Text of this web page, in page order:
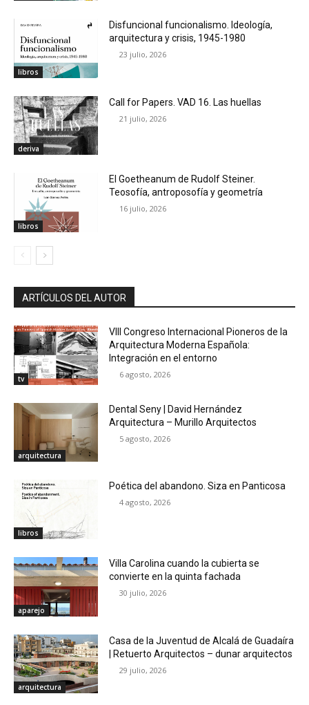
libros
Disfuncional funcionalismo. Ideología,
arquitectura y crisis, 1945-1980
23 julio, 2026
deriva
Call for Papers. VAD 16. Las huellas
21 julio, 2026
libros
El Goetheanum de Rudolf Steiner.
Teosofía, antroposofía y geometría
16 julio, 2026
ARTÍCULOS DEL AUTOR
tv
VIII Congreso Internacional Pioneros de la
Arquitectura Moderna Española:
Integración en el entorno
6 agosto, 2026
arquitectura
Dental Seny | David Hernández
Arquitectura – Murillo Arquitectos
5 agosto, 2026
libros
Poética del abandono. Siza en Panticosa
4 agosto, 2026
aparejo
Villa Carolina cuando la cubierta se
convierte en la quinta fachada
30 julio, 2026
arquitectura
Casa de la Juventud de Alcalá de Guadaíra
| Retuerto Arquitectos – dunar arquitectos
29 julio, 2026